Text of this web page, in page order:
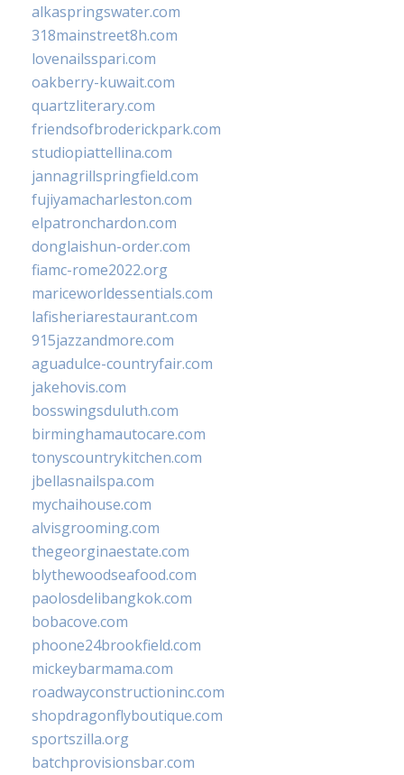
alkaspringswater.com
318mainstreet8h.com
lovenailsspari.com
oakberry-kuwait.com
quartzliterary.com
friendsofbroderickpark.com
studiopiattellina.com
jannagrillspringfield.com
fujiyamacharleston.com
elpatronchardon.com
donglaishun-order.com
fiamc-rome2022.org
mariceworldessentials.com
lafisheriarestaurant.com
915jazzandmore.com
aguadulce-countryfair.com
jakehovis.com
bosswingsduluth.com
birminghamautocare.com
tonyscountrykitchen.com
jbellasnailspa.com
mychaihouse.com
alvisgrooming.com
thegeorginaestate.com
blythewoodseafood.com
paolosdelibangkok.com
bobacove.com
phoone24brookfield.com
mickeybarmama.com
roadwayconstructioninc.com
shopdragonflyboutique.com
sportszilla.org
batchprovisionsbar.com